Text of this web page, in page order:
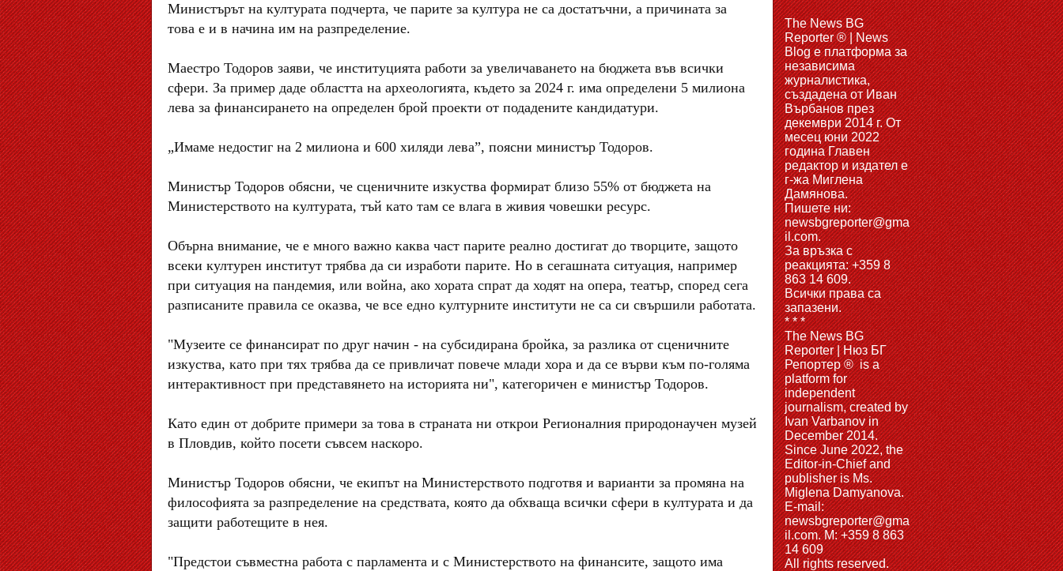
Министърът на културата подчерта, че парите за култура не са достатъчни, а причината за
това е и в начина им на разпределение.
Маестро Тодоров заяви, че институцията работи за увеличаването на бюджета във всички
сфери. За пример даде областта на археологията, където за 2024 г. има определени 5 милиона
лева за финансирането на определен брой проекти от подадените кандидатури.
„Имаме недостиг на 2 милиона и 600 хиляди лева”, поясни министър Тодоров.
Министър Тодоров обясни, че сценичните изкуства формират близо 55% от бюджета на
Министерството на културата, тъй като там се влага в живия човешки ресурс.
Обърна внимание, че е много важно каква част парите реално достигат до творците, защото
всеки културен институт трябва да си изработи парите. Но в сегашната ситуация, например
при ситуация на пандемия, или война, ако хората спрат да ходят на опера, театър, според сега
разписаните правила се оказва, че все едно културните институти не са си свършили работата.
"Музеите се финансират по друг начин - на субсидирана бройка, за разлика от сценичните
изкуства, като при тях трябва да се привличат повече млади хора и да се върви към по-голяма
интерактивност при представянето на историята ни", категоричен е министър Тодоров.
Като един от добрите примери за това в страната ни открои Регионалния природонаучен музей
в Пловдив, който посети съвсем наскоро.
Министър Тодоров обясни, че екипът на Министерството подготвя и варианти за промяна на
философията за разпределение на средствата, която да обхваща всички сфери в културата и да
защити работещите в нея.
"Предстои съвместна работа с парламента и с Министерството на финансите, защото има
The News BG
Reporter ® | News
Blog e платформа за
независима
журналистика,
създадена от Иван
Върбанов през
декември 2014 г. От
месец юни 2022
година Главен
редактор и издател е
г-жа Миглена
Дамянова.
Пишете ни:
newsbgreporter@gma
il.com.
За връзка с
реакцията: +359 8
863 14 609.
Всички права са
запазени.
* * *
The News BG
Reporter | Нюз БГ
Репортер ® is a
platform for
independent
journalism, created by
Ivan Varbanov in
December 2014.
Since June 2022, the
Editor-in-Chief and
publisher is Ms.
Miglena Damyanova.
Е-mail:
newsbgreporter@gma
il.com. M: +359 8 863
14 609
All rights reserved.